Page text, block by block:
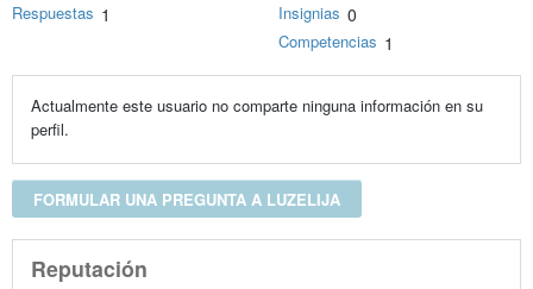
Respuestas 1 Insignias 0
Competencias 1
Actualmente este usuario no comparte ninguna información en su
perfil.
FORMULAR UNA PREGUNTA A LUZELIJA
Reputación